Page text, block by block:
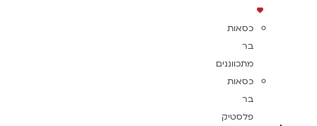
כסאות
בר
מתכווננים
כסאות
בר
פלסטיק